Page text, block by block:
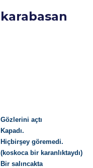
karabasan
Gözlerini açtı
Kapadı.
Hiçbirşey göremedi.
(koskoca bir karanlıktaydı)
Bir salıncakta